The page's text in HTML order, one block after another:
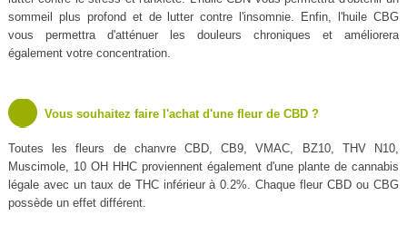
sommeil plus profond et de lutter contre l'insomnie. Enfin, l'huile CBG
vous permettra d'atténuer les douleurs chroniques et améliorera
également votre concentration.
Vous souhaitez faire l'achat d'une fleur de CBD ?
Toutes les fleurs de chanvre CBD, CB9, VMAC, BZ10, THV N10,
Muscimole, 10 OH HHC proviennent également d'une plante de cannabis
légale avec un taux de THC inférieur à 0.2%. Chaque fleur CBD ou CBG
possède un effet différent.